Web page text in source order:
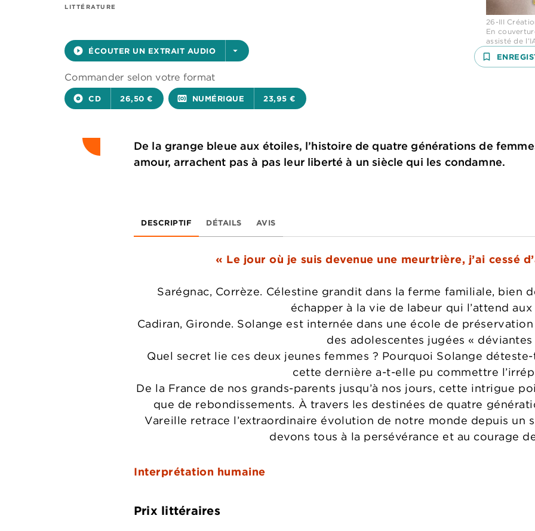
LITTÉRATURE
play_circle_filled ÉCOUTER UN EXTRAIT AUDIO arrow_drop_down
Commander selon votre format
album CD 26,50 € surround_sound NUMÉRIQUE 23,95 €
26-III
En
assisté de
bookmark_border
De la grange bleue aux étoiles, l’histoire de quatre générations de
amour, arrachent pas à pas leur liberté à un siècle qui les condamne.
DESCRIPTIF DÉTAILS AVIS
« Le jour où je suis devenue une meurtrière, j’ai cessé
Sarégnac, Corrèze. Célestine grandit dans la ferme familiale, bien
échapper à la vie de labeur qui l’attend aux
Cadiran, Gironde. Solange est internée dans une école de
des adolescentes jugées « déviantes
Quel secret lie ces deux jeunes femmes ? Pourquoi Solange
cette dernière a-t-elle pu commettre
De la France de nos grands-parents jusqu’à nos jours, cette intrigue
que de rebondissements. À travers les destinées de quatre
Vareille retrace l’extraordinaire évolution de notre monde depuis un
devons tous à la persévérance et au courage
Interprétation humaine
Prix littéraires